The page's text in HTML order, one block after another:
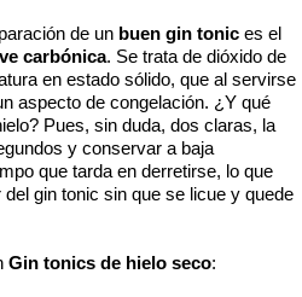
de un buen gin tonic es el
carbónica. Se trata de dióxido de
en estado sólido, que al servirse
aspecto de congelación. ¿Y qué
Pues, sin duda, dos claras, la
y conservar a baja
que tarda en derretirse, lo que
gin tonic sin que se licue y quede
Gin tonics de hielo seco: